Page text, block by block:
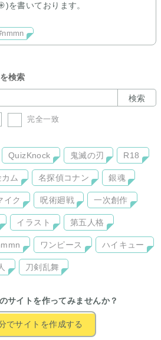
を書いております。
検索
検索
完全一致
QuizKnock 鬼滅の刃 R18
ム 名探偵コナン 銀魂
イク 呪術廻戦 一次創作
イラスト 第五人格
ワンピース ハイキュー
刀剣乱舞
サイトを作ってみませんか？
でサイトを作成する